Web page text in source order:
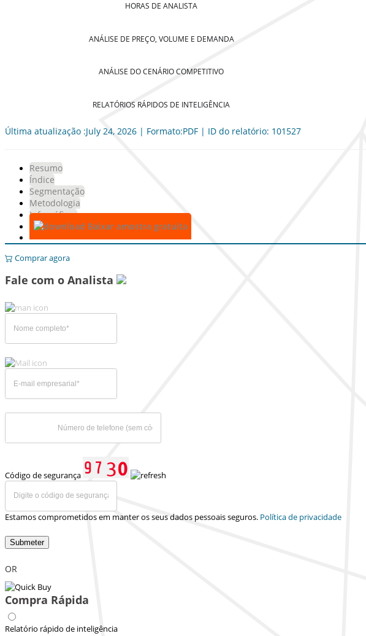
HORAS DE ANALISTA
ANÁLISE DE PREÇO, VOLUME E DEMANDA
ANÁLISE DO CENÁRIO COMPETITIVO
RELATÓRIOS RÁPIDOS DE INTELIGÊNCIA
Última atualização :July 24, 2026 | Formato:PDF | ID do relatório: 101527
Resumo
Índice
Segmentação
Metodologia
Infográficos
Baixar amostra gratuita
Comprar agora
Fale com o Analista
Código de segurança
Estamos comprometidos em manter os seus dados pessoais seguros. Política de privacidade
Submeter
OR
Compra Rápida
Relatório rápido de inteligência